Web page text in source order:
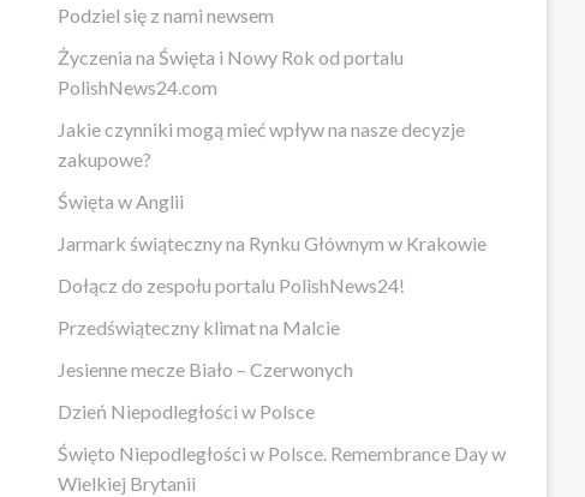
Podziel się z nami newsem
Życzenia na Święta i Nowy Rok od portalu
PolishNews24.com
Jakie czynniki mogą mieć wpływ na nasze decyzje
zakupowe?
Święta w Anglii
Jarmark świąteczny na Rynku Głównym w Krakowie
Dołącz do zespołu portalu PolishNews24!
Przedświąteczny klimat na Malcie
Jesienne mecze Biało – Czerwonych
Dzień Niepodległości w Polsce
Święto Niepodległości w Polsce. Remembrance Day w
Wielkiej Brytanii